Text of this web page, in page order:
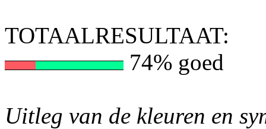
TOTAALRESULTAAT:
74% goed
Uitleg van de kleuren en